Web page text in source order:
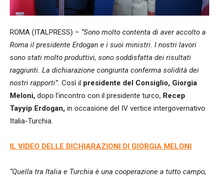
ROMA (ITALPRESS) – “Sono molto contenta di aver accolto a
Roma il presidente Erdogan e i suoi ministri. I nostri lavori
sono stati molto produttivi, sono soddisfatta dei risultati
raggiunti. La dichiarazione congiunta conferma solidità dei
nostri rapporti”. Così il presidente del Consiglio, Giorgia
Meloni, dopo l’incontro con il presidente turco, Recep
Tayyip Erdogan, in occasione del IV vertice intergovernativo
Italia-Turchia.
IL VIDEO DELLE DICHIARAZIONI DI GIORGIA MELONI
“Quella tra Italia e Turchia è una cooperazione a tutto campo,